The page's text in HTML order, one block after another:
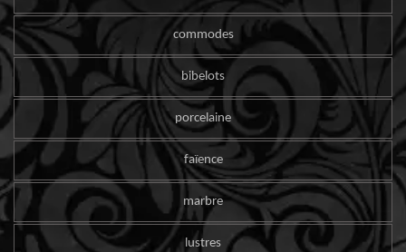
commodes
bibelots
porcelaine
faïence
marbre
lustres